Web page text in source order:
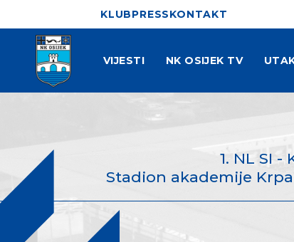
KLUBPRESSKONTAKT
VIJESTI NK OSIJEK TV
1. NL SI -
Stadion akademije